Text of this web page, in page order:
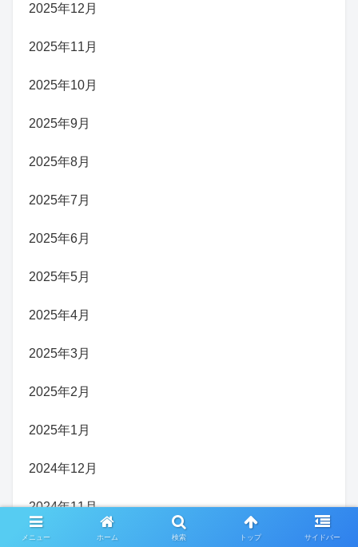
2025年12月
2025年11月
2025年10月
2025年9月
2025年8月
2025年7月
2025年6月
2025年5月
2025年4月
2025年3月
2025年2月
2025年1月
2024年12月
2024年11月
メニュー ホーム 検索 トップ サイドバー